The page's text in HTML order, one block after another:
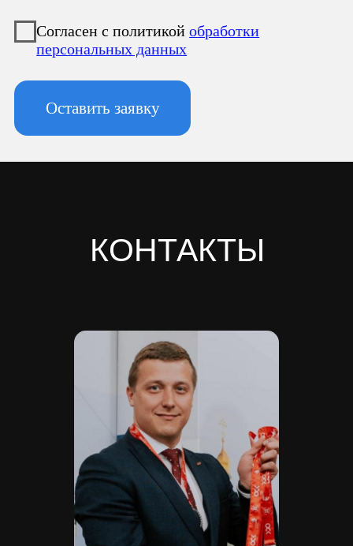
Фактический адрес:
196247, Санкт-Петербург г, вн.тер.г.
Новоизмайловское, пл. Конституции, д.
3, к. 2, литера А, помещ. 135-Н офис А-1,
комната 2
Банк ООО "Банк Точка"